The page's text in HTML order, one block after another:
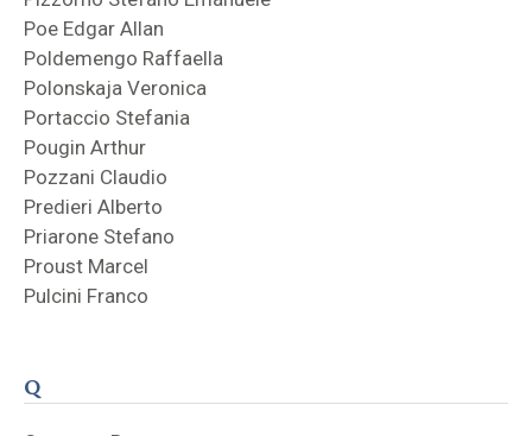
Poe Edgar Allan
Poldemengo Raffaella
Polonskaja Veronica
Portaccio Stefania
Pougin Arthur
Pozzani Claudio
Predieri Alberto
Priarone Stefano
Proust Marcel
Pulcini Franco
Q